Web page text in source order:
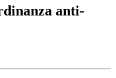
anti-